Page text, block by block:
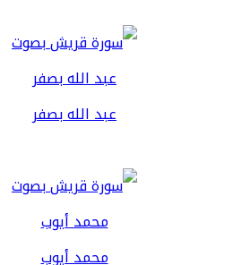
عبد الله بصفر
محمد أيوب